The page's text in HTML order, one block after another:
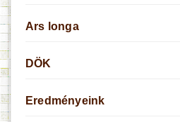
Ars longa
DÖK
Eredményeink